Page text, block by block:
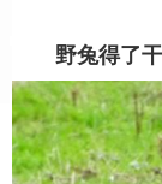
野兔得了